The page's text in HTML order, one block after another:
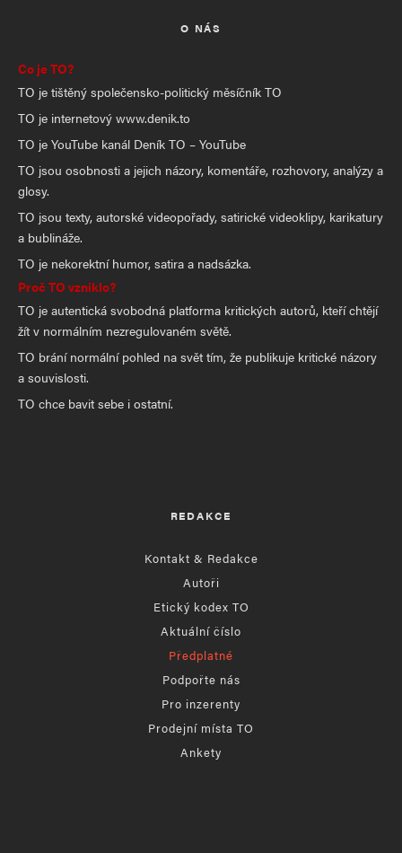
O NÁS
Co je TO?
TO je tištěný společensko-politický měsíčník TO
TO je internetový www.denik.to
TO je YouTube kanál Deník TO – YouTube
TO jsou osobnosti a jejich názory, komentáře, rozhovory, analýzy a
glosy.
TO jsou texty, autorské videopořady, satirické videoklipy, karikatury
a bublináže.
TO je nekorektní humor, satira a nadsázka.
Proč TO vzniklo?
TO je autentická svobodná platforma kritických autorů, kteří chtějí
žít v normálním nezregulovaném světě.
TO brání normální pohled na svět tím, že publikuje kritické názory
a souvislosti.
TO chce bavit sebe i ostatní.
REDAKCE
Kontakt & Redakce
Autoři
Etický kodex TO
Aktuální číslo
Předplatné
Podpořte nás
Pro inzerenty
Prodejní místa TO
Ankety